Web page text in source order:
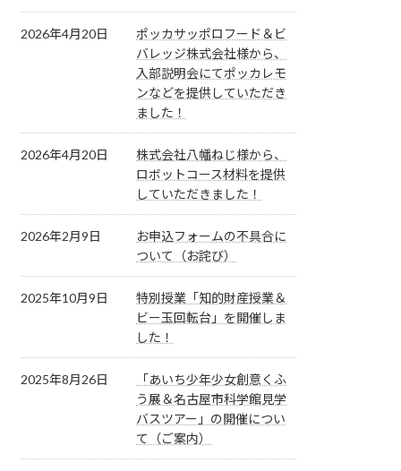
2026年4月20日
ポッカサッポロフード＆ビ
バレッジ株式会社様から、
入部説明会にてポッカレモ
ンなどを提供していただき
ました！
2026年4月20日
株式会社八幡ねじ様から、
ロボットコース材料を提供
していただきました！
2026年2月9日
お申込フォームの不具合に
ついて（お詫び）
2025年10月9日
特別授業「知的財産授業＆
ビー玉回転台」を開催しま
した！
2025年8月26日
「あいち少年少女創意くふ
う展＆名古屋市科学館見学
バスツアー」の開催につい
て（ご案内）